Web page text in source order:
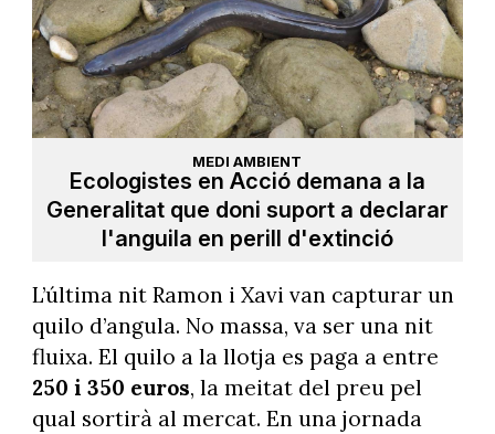
MEDI AMBIENT
Ecologistes en Acció demana a la
Generalitat que doni suport a declarar
l'anguila en perill d'extinció
L’última nit Ramon i Xavi van capturar un
quilo d’angula. No massa, va ser una nit
fluixa. El quilo a la llotja es paga a entre
250 i 350 euros, la meitat del preu pel
qual sortirà al mercat. En una jornada